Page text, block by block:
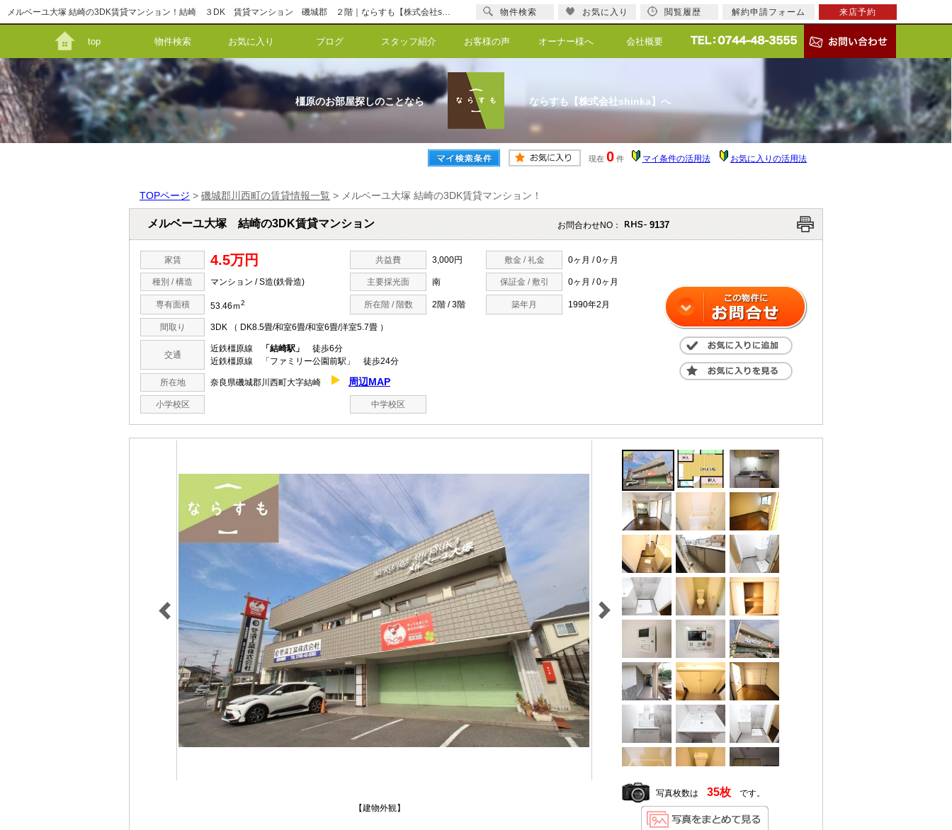
メルベーユ大塚 結崎の3DK賃貸マンション！結崎 ３DK 賃貸マンション 磯城郡 ２階｜ならすも【株式会社shinka】
top 物件検索 お気に入り ブログ スタッフ紹介 お客様の声 オーナー様へ 会社概要
橿原のお部屋探しのことなら ならすも【株式会社shinka】へ
現在 0 件 マイ条件の活用法 お気に入りの活用法
TOPページ > 磯城郡川西町の賃貸情報一覧 > メルベーユ大塚 結崎の3DK賃貸マンション！
メルベーユ大塚 結崎の3DK賃貸マンション お問合わせNO： 9137
家賃 4.5万円 共益費 3,000円 敷金 / 礼金 0ヶ月 / 0ヶ月
種別 / 構造 マンション / S造(鉄骨造) 主要採光面 南 保証金 / 敷引 0ヶ月 / 0ヶ月
専有面積 53.46ｍ2 所在階 / 階数 2階 / 3階 築年月 1990年2月
間取り 3DK （ DK8.5畳/和室6畳/和室6畳/洋室5.7畳 ）
交通
近鉄橿原線 「結崎駅」
徒歩6分
近鉄橿原線 「ファミリー公園前駅」 徒歩24分
所在地 奈良県磯城郡川西町大字結崎 周辺MAP
小学校区 中学校区
【建物外観】
写真枚数は 35枚です。
物件検索 お気に入り 閲覧履歴 解約申請フォーム 来店予約